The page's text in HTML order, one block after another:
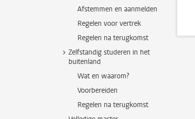
Afstemmen en aanmelden
Regelen voor vertrek
Regelen na terugkomst
Zelfstandig studeren in het
buitenland
Wat en waarom?
Voorbereiden
Regelen na terugkomst